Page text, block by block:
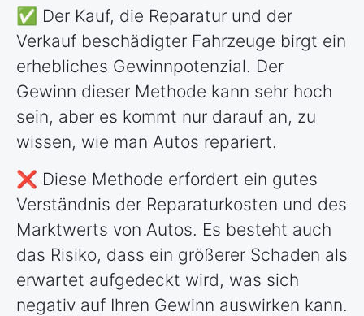
✅ Der Kauf, die Reparatur und der
Verkauf beschädigter Fahrzeuge birgt ein
erhebliches Gewinnpotenzial. Der
Gewinn dieser Methode kann sehr hoch
sein, aber es kommt nur darauf an, zu
wissen, wie man Autos repariert.
❌ Diese Methode erfordert ein gutes
Verständnis der Reparaturkosten und des
Marktwerts von Autos. Es besteht auch
das Risiko, dass ein größerer Schaden als
erwartet aufgedeckt wird, was sich
negativ auf Ihren Gewinn auswirken kann.